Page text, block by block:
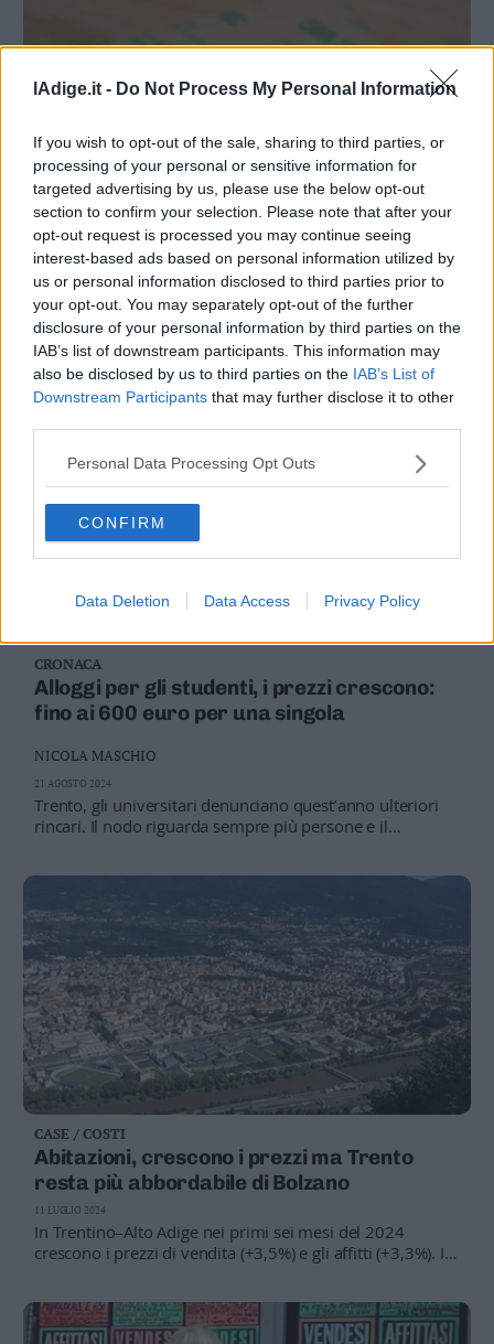
lAdige.it - Do Not Process My Personal Information
If you wish to opt-out of the sale, sharing to third parties, or
processing of your personal or sensitive information for
targeted advertising by us, please use the below opt-out
section to confirm your selection. Please note that after your
opt-out request is processed you may continue seeing
interest-based ads based on personal information utilized by
us or personal information disclosed to third parties prior to
your opt-out. You may separately opt-out of the further
disclosure of your personal information by third parties on the
IAB’s list of downstream participants. This information may
also be disclosed by us to third parties on the IAB’s List of
Downstream Participants that may further disclose it to other
Personal Data Processing Opt Outs
CONFIRM
Data Deletion Data Access Privacy Policy
CRONACA
Il Trentino, l'overtourism e le locazioni
"mordi e fuggi", il parere dei sindaci del
Cal: «Occorre fare qualcosa subito»
Il Consiglio delle Autonomie ha esaminato i due disegni
di legge sul tema. Conclusioni? «E’ un tema
complicatissimo», ma ci riguarda tutti
18 SETTEMBRE 2024
CRONACA
Alloggi per gli studenti, i prezzi crescono:
fino ai 600 euro per una singola
Trento, gli universitari denunciano quest’anno ulteriori
rincari. Il nodo riguarda sempre più persone e il
NICOLA MASCHIO
21 AGOSTO 2024
CASE / COSTI
Abitazioni, crescono i prezzi ma Trento
resta più abbordabile di Bolzano
In Trentino–Alto Adige nei primi sei mesi del 2024
crescono i prezzi di vendita (+3,5%) e gli affitti (+3,3%). Il
metro quadro
11 LUGLIO 2024